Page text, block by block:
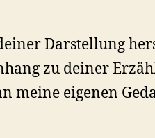
Darstellung
zu deiner
meine eigenen